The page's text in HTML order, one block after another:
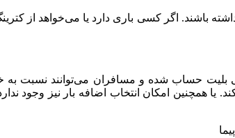
باشند. اگر کسی باری دارد یا می‌خواهد از
حساب شده و مسافران می‌توانند نسبت به
یا همچنین امکان انتخاب اضافه بار نیز وجود